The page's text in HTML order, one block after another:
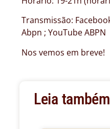
Transmissão:
Abpn ; YouTube ABPN
Nos vemos em breve!
Leia também